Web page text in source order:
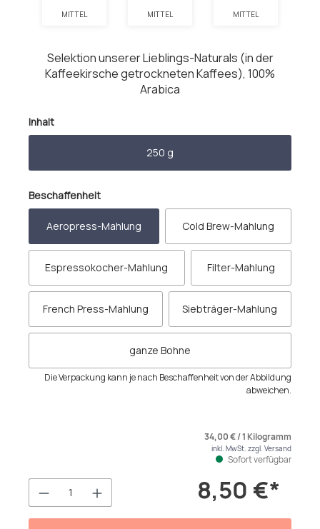
MITTEL MITTEL MITTEL
Selektion unserer Lieblings-Naturals (in der
Kaffeekirsche getrockneten Kaffees), 100%
Arabica
Inhaltauswählen
250 g
Beschaffenheitauswählen
Aeropress-Mahlung Cold Brew-Mahlung
Espressokocher-Mahlung Filter-Mahlung
French Press-Mahlung Siebträger-Mahlung
ganze Bohne
Die Verpackung kann je nach Beschaffenheit von der Abbildung
abweichen.
Produkt Anzahl: Gib den8,50 €*
34,00 € / 1 Kilogramm
inkl. MwSt. zzgl. Versand
Sofort verfügbar